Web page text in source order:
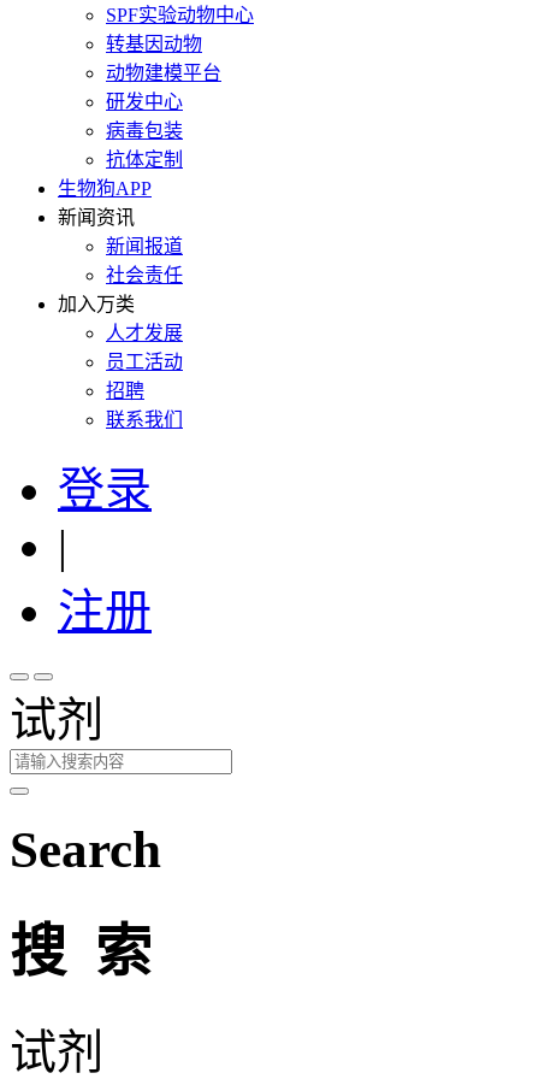
SPF实验动物中心
转基因动物
动物建模平台
研发中心
病毒包装
抗体定制
生物狗APP
新闻资讯
新闻报道
社会责任
加入万类
人才发展
员工活动
招聘
联系我们
登录
|
注册
试剂
Search
搜 索
试剂